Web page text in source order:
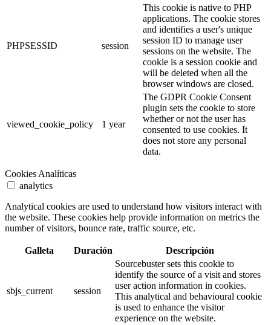
PHPSESSID session
This cookie is native to PHP
applications. The cookie stores
and identifies a user's unique
session ID to manage user
sessions on the website. The
cookie is a session cookie and
will be deleted when all the
browser windows are closed.
viewed_cookie_policy 1 year
The GDPR Cookie Consent
plugin sets the cookie to store
whether or not the user has
consented to use cookies. It
does not store any personal
data.
Cookies Analíticas
analytics
Analytical cookies are used to understand how visitors interact with
the website. These cookies help provide information on metrics the
number of visitors, bounce rate, traffic source, etc.
Galleta Duración Descripción
sbjs_current session
Sourcebuster sets this cookie to
identify the source of a visit and stores
user action information in cookies.
This analytical and behavioural cookie
is used to enhance the visitor
experience on the website.